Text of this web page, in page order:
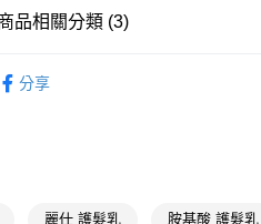
【「AFTEE先享後付」結帳流程】
２．訂單成立數日內，您將收到繳費通知簡
家取貨付款
付款後全家取貨
品相關分類 (3)
分享
麗仕 護髮乳 胺基酸 護髮乳